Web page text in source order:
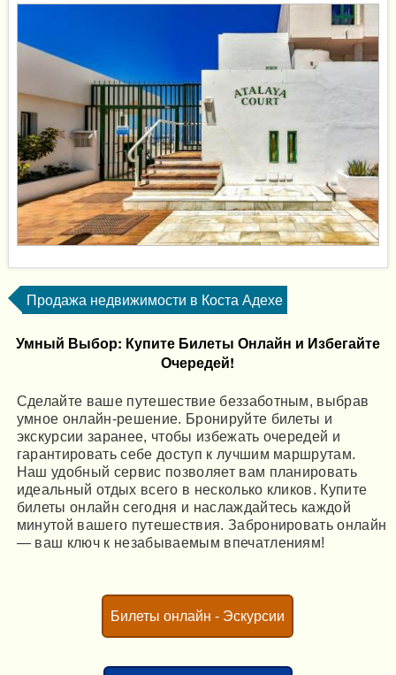
Продажа недвижимости в Коста Адехе
Умный Выбор: Купите Билеты Онлайн и Избегайте
Очередей!
Сделайте ваше путешествие беззаботным, выбрав
умное онлайн-решение. Бронируйте билеты и
экскурсии заранее, чтобы избежать очередей и
гарантировать себе доступ к лучшим маршрутам.
Наш удобный сервис позволяет вам планировать
идеальный отдых всего в несколько кликов. Купите
билеты онлайн сегодня и наслаждайтесь каждой
минутой вашего путешествия. Забронировать онлайн
— ваш ключ к незабываемым впечатлениям!
Билеты онлайн - Эскурсии